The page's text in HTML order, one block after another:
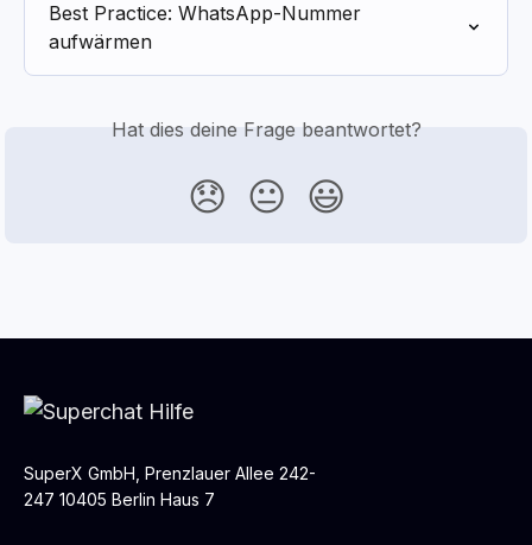
Best Practice: WhatsApp-Nummer
aufwärmen
Hat dies deine Frage beantwortet?
😞 😐 😃
SuperX GmbH, Prenzlauer Allee 242-
247 10405 Berlin Haus 7